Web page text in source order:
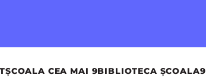
ȘCOALA CEA MAI 9BIBLIOTECA ȘCOALA9